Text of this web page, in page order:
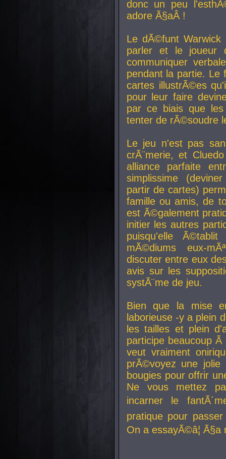
donc un peu
adore Ã§aÂ !
Le dÃ©funt Warwick
parler et le joueur
communiquer
pendant la partie. Le
cartes illustrÃ©es
pour leur faire
par ce biais que
tenter de rÃ©soudre
Le jeu n'est pas
crÃ¨merie, et
alliance parfaite
simplissime
partir de cartes)
famille ou amis, de
est Ã©galement
initier les autres
puisqu'elle
mÃ©diums eux-
discuter entre eux
avis sur les
systÃ¨me de jeu.
Bien que la mise
laborieuse -y a plein
les tailles et plein
participe beaucoup
veut vraiment
prÃ©voyez une
bougies pour offrir
Ne vous mettez
incarner le
pratique pour
On a essayÃ©â¦